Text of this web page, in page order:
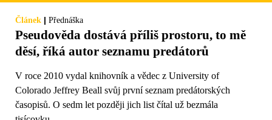
Článek | Přednáška
Pseudověda dostává příliš prostoru, to mě
děsí, říká autor seznamu predátorů
V roce 2010 vydal knihovník a vědec z University of
Colorado Jeffrey Beall svůj první seznam predátorských
časopisů. O sedm let později jich list čítal už bezmála